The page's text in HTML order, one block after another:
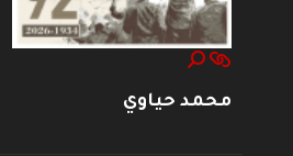
محمد حياوي